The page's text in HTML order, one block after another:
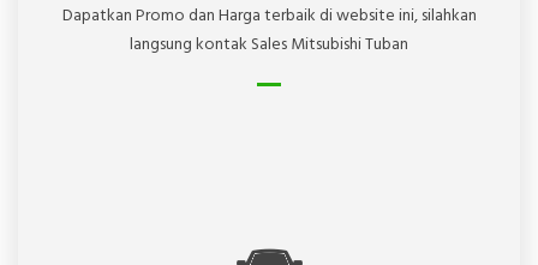
Dapatkan Promo dan Harga terbaik di website ini, silahkan
langsung kontak Sales Mitsubishi Tuban